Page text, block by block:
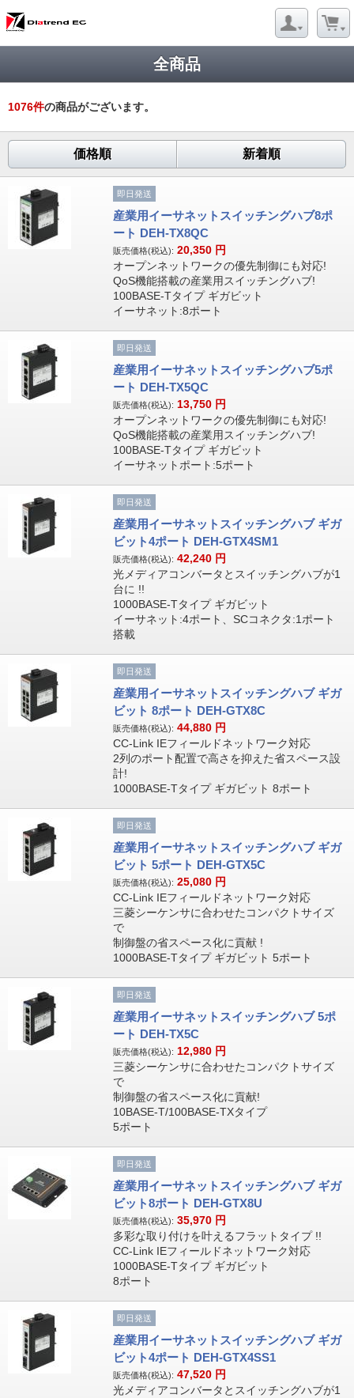
全商品
1076件の商品がございます。
価格順 新着順
即日発送
産業用イーサネットスイッチングハブ8ポ
ート DEH-TX8QC
販売価格(税込): 20,350 円
オープンネットワークの優先制御にも対応!
QoS機能搭載の産業用スイッチングハブ!
100BASE-Tタイプ ギガビット
イーサネット:8ポート
即日発送
産業用イーサネットスイッチングハブ5ポ
ート DEH-TX5QC
販売価格(税込): 13,750 円
オープンネットワークの優先制御にも対応!
QoS機能搭載の産業用スイッチングハブ!
100BASE-Tタイプ ギガビット
イーサネットポート:5ポート
即日発送
産業用イーサネットスイッチングハブ ギガ
ビット4ポート DEH-GTX4SM1
販売価格(税込): 42,240 円
光メディアコンバータとスイッチングハブが1
台に !!
1000BASE-Tタイプ ギガビット
イーサネット:4ポート、SCコネクタ:1ポート
搭載
即日発送
産業用イーサネットスイッチングハブ ギガ
ビット 8ポート DEH-GTX8C
販売価格(税込): 44,880 円
CC-Link IEフィールドネットワーク対応
2列のポート配置で高さを抑えた省スペース設
計!
1000BASE-Tタイプ ギガビット 8ポート
即日発送
産業用イーサネットスイッチングハブ ギガ
ビット 5ポート DEH-GTX5C
販売価格(税込): 25,080 円
CC-Link IEフィールドネットワーク対応
三菱シーケンサに合わせたコンパクトサイズ
で
制御盤の省スペース化に貢献 !
1000BASE-Tタイプ ギガビット 5ポート
即日発送
産業用イーサネットスイッチングハブ 5ポ
ート DEH-TX5C
販売価格(税込): 12,980 円
三菱シーケンサに合わせたコンパクトサイズ
で
制御盤の省スペース化に貢献!
10BASE-T/100BASE-TXタイプ
5ポート
即日発送
産業用イーサネットスイッチングハブ ギガ
ビット8ポート DEH-GTX8U
販売価格(税込): 35,970 円
多彩な取り付けを叶えるフラットタイプ !!
CC-Link IEフィールドネットワーク対応
1000BASE-Tタイプ ギガビット
8ポート
即日発送
産業用イーサネットスイッチングハブ ギガ
ビット4ポート DEH-GTX4SS1
販売価格(税込): 47,520 円
光メディアコンバータとスイッチングハブが1